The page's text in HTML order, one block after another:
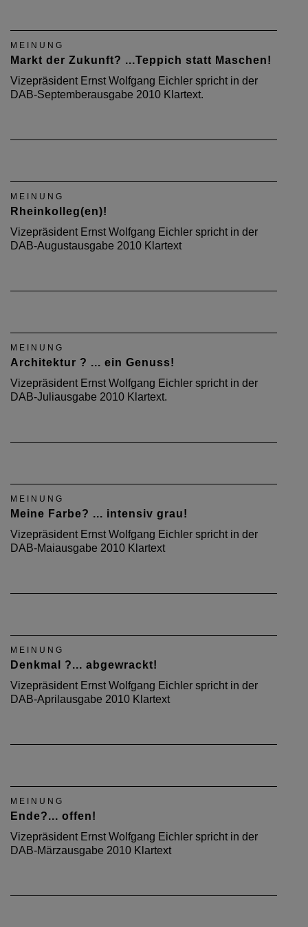
MEINUNG
Markt der Zukunft? ...Teppich statt Maschen!
Vizepräsident Ernst Wolfgang Eichler spricht in der
DAB-Septemberausgabe 2010 Klartext.
MEINUNG
Rheinkolleg(en)!
Vizepräsident Ernst Wolfgang Eichler spricht in der
DAB-Augustausgabe 2010 Klartext
MEINUNG
Architektur ? ... ein Genuss!
Vizepräsident Ernst Wolfgang Eichler spricht in der
DAB-Juliausgabe 2010 Klartext.
MEINUNG
Meine Farbe? ... intensiv grau!
Vizepräsident Ernst Wolfgang Eichler spricht in der
DAB-Maiausgabe 2010 Klartext
MEINUNG
Denkmal ?... abgewrackt!
Vizepräsident Ernst Wolfgang Eichler spricht in der
DAB-Aprilausgabe 2010 Klartext
MEINUNG
Ende?... offen!
Vizepräsident Ernst Wolfgang Eichler spricht in der
DAB-Märzausgabe 2010 Klartext